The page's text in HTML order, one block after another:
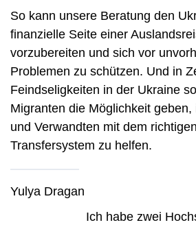
So kann unsere Beratung den
finanzielle Seite einer
vorzubereiten und sich vor
Problemen zu schützen. Und in
Feindseligkeiten in der Ukraine
Migranten die Möglichkeit geben,
und Verwandten mit dem
Transfersystem zu helfen.
Yulya Dragan
Ich habe zwei